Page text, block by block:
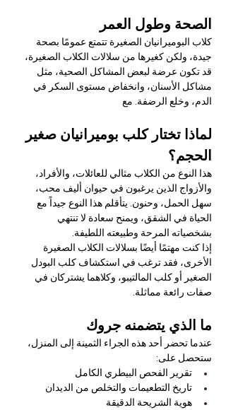
الصحة وطول العمر
كلاب البوميرانيان الصغيرة تتمتع عمومًا بصحة
جيدة، ولكن كغيرها من سلالات الكلاب الصغيرة،
قد تكون عرضة لبعض المشاكل الصحية، مثل
مشاكل الأسنان، وانخفاض مستوى السكر في
الدم، وخلع الرضفة. مع
لماذا تختار كلب بوميرانيان صغير
الحجم؟
هذا النوع من الكلاب مثالي للعائلات، والأفراد،
والأزواج الذين يرغبون في حيوان أليف محب،
سهل الحمل، وحنون. يتأقلم هذا النوع جيداً مع
الحياة في الشقق، ويمنح سعادة لا تنتهي
بشخصياته المرحة وطبيعته اللطيفة.
إذا كنت مهتمًا أيضًا بسلالات الكلاب الصغيرة
الأخرى، فقد ترغب في استكشاف كلب البودل
الصغير أو كلب المالتيبو، وكلاهما يشتركان في
صفات رائعة مماثلة.
ما الذي يتضمنه جروك
عندما تحضر أحد هذه الجراء الثمينة إلى المنزل،
ستحصل على:
تقرير الفحص البيطري الكامل
تاريخ التطعيمات والتخلص من الديدان
هوية الشريحة الدقيقة